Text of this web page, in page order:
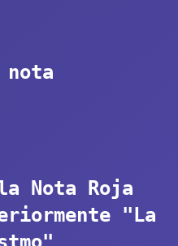
Nota Roja
"La